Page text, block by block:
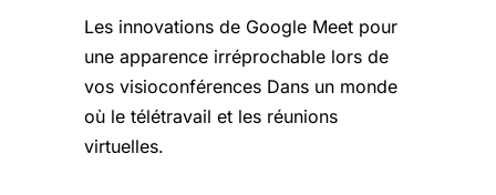
Les innovations de Google Meet pour
une apparence irréprochable lors de
vos visioconférences Dans un monde
où le télétravail et les réunions
virtuelles.